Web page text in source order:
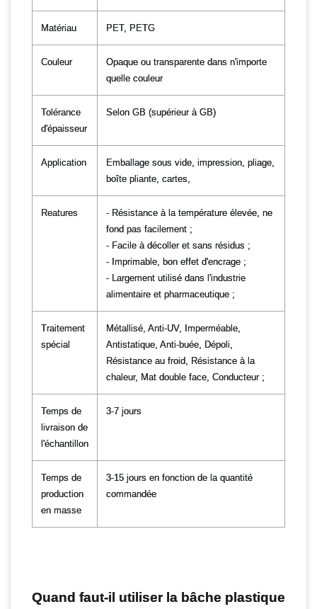
Matériau PET, PETG
Couleur
Opaque ou transparente dans n'importe
quelle couleur
Tolérance
d'épaisseur
Selon GB (supérieur à GB)
Application
Emballage sous vide, impression, pliage,
boîte pliante, cartes,
Reatures
- Résistance à la température élevée, ne
fond pas facilement ;
- Facile à décoller et sans résidus ;
- Imprimable, bon effet d'encrage ;
- Largement utilisé dans l'industrie
alimentaire et pharmaceutique ;
Traitement
spécial
Métallisé, Anti-UV, Imperméable,
Antistatique, Anti-buée, Dépoli,
Résistance au froid, Résistance à la
chaleur, Mat double face, Conducteur ;
Temps de
livraison de
l'échantillon
3-7 jours
Temps de
production
en masse
3-15 jours en fonction de la quantité
commandée
Quand faut-il utiliser la bâche plastique